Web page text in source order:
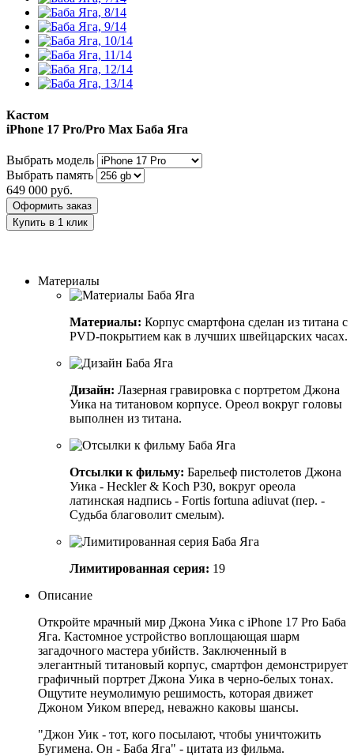
Кастом
iPhone 17 Pro/Pro Max Баба Яга
Выбрать модель
Выбрать память
649 000 руб.
Оформить заказ
Купить в 1 клик
Материалы
Материалы: Корпус смартфона сделан из титана с
PVD-покрытием как в лучших швейцарских часах.
Дизайн: Лазерная гравировка с портретом Джона
Уика на титановом корпусе. Ореол вокруг головы
выполнен из титана.
Отсылки к фильму: Барельеф пистолетов Джона
Уика - Heckler & Koch P30, вокруг ореола
латинская надпись - Fortis fortuna adiuvat (пер. -
Судьба благоволит смелым).
Лимитированная серия: 19
Описание
Откройте мрачный мир Джона Уика с iPhone 17 Pro Баба
Яга. Кастомное устройство воплощающая шарм
загадочного мастера убийств. Заключенный в
элегантный титановый корпус, смартфон демонстрирует
графичный портрет Джона Уика в черно-белых тонах.
Ощутите неумолимую решимость, которая движет
Джоном Уиком вперед, неважно каковы шансы.
"Джон Уик - тот, кого посылают, чтобы уничтожить
Бугимена. Он - Баба Яга" - цитата из фильма.